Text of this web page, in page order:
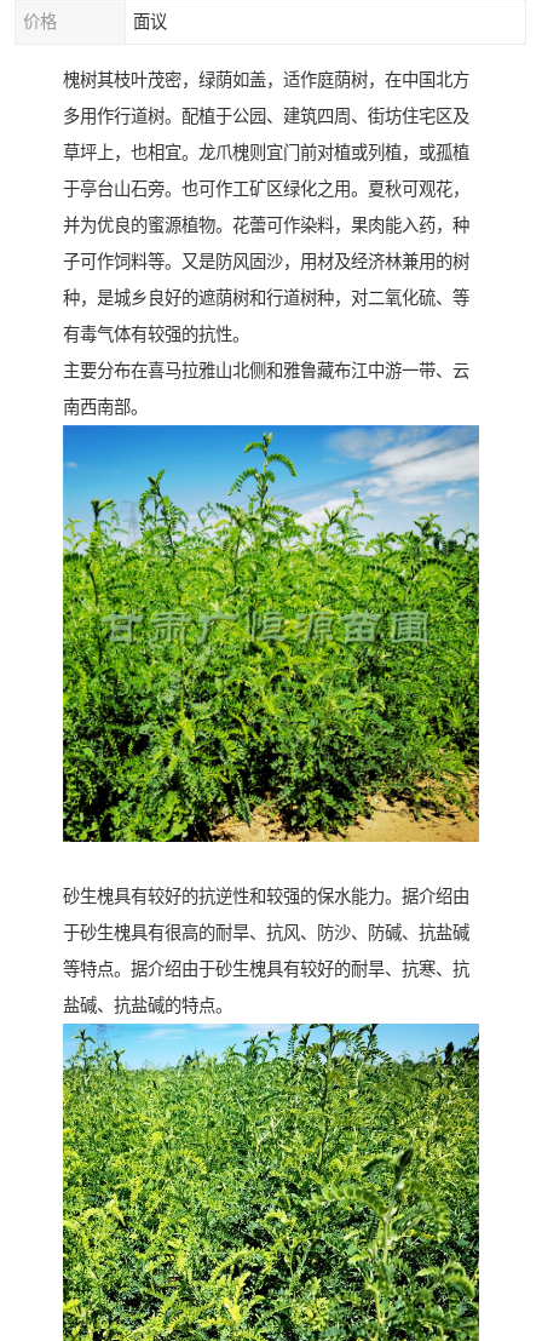
价格 面议
槐树其枝叶茂密，绿荫如盖，适作庭荫树，在中国北方
多用作行道树。配植于公园、建筑四周、街坊住宅区及
草坪上，也相宜。龙爪槐则宜门前对植或列植，或孤植
于亭台山石旁。也可作工矿区绿化之用。夏秋可观花，
并为优良的蜜源植物。花蕾可作染料，果肉能入药，种
子可作饲料等。又是防风固沙，用材及经济林兼用的树
种，是城乡良好的遮荫树和行道树种，对二氧化硫、等
有毒气体有较强的抗性。
主要分布在喜马拉雅山北侧和雅鲁藏布江中游一带、云
南西南部。
砂生槐具有较好的抗逆性和较强的保水能力。据介绍由
于砂生槐具有很高的耐旱、抗风、防沙、防碱、抗盐碱
等特点。据介绍由于砂生槐具有较好的耐旱、抗寒、抗
盐碱、抗盐碱的特点。